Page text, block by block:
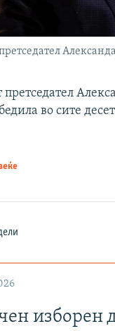
претседател
во сите
изборен